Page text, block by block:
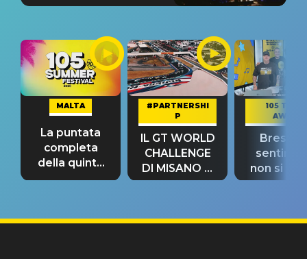
MALTA
La puntata
completa
della quinta
tappa
#PARTNERSHI
P
IL GT WORLD
CHALLENGE
DI MISANO si
riconferma
105 TAKE
AWAY
Bresh:
non si
fino alla